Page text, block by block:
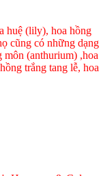
huệ (lily), hoa hồng
cũng có những dạng
môn (anthurium) ,hoa
trắng tang lễ, hoa